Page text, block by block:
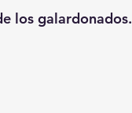
los galardonados.